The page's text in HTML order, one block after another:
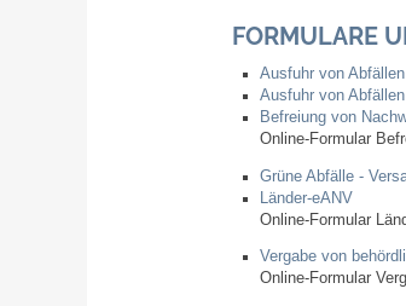
FORMULARE
Ausfuhr von
Ausfuhr von
Befreiung von
Online-Formular
Grüne Abfälle -
Länder-eANV
Online-Formular
Vergabe von
Online-Formular